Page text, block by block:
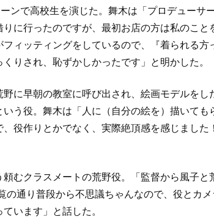
ンで高校生を演じた。舞木は「プロデューサ
に行ったのですが、最初お店の方は私のこと
ィッティングをしているので、『着られる方
りされ、恥ずかしかったです」と明かした。
に早朝の教室に呼び出され、絵画モデルをし
う役。舞木は「人に（自分の絵を）描いても
役作りとかでなく、実際絶頂感を感じました
むクラスメートの荒野役。「監督から風子と
の通り普段から不思議ちゃんなので、役とカメ
います」と話した。